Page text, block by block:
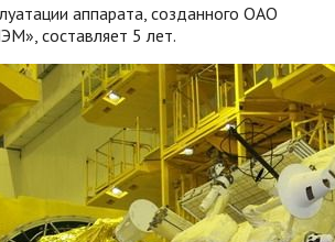
аппарата, созданного ОАО
составляет 5 лет.